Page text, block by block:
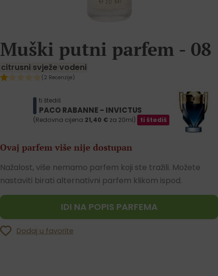
Muški putni parfem - 08
citrusni svježe vodeni
(2 Recenzije)
ti štediš
PACO RABANNE - INVICTUS
(Redovna cijena 21,40 € za 20ml) ti štediš
Ovaj parfem više nije dostupan
Nažalost, više nemamo parfem koji ste tražili. Možete
nastaviti birati alternativni parfem klikom ispod.
IDI NA POPIS PARFEMA
Dodaj u favorite